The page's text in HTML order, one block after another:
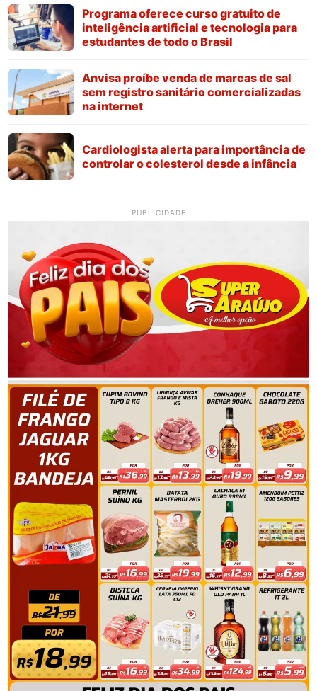
Programa oferece curso gratuito de
inteligência artificial e tecnologia para
estudantes de todo o Brasil
Anvisa proíbe venda de marcas de sal
sem registro sanitário comercializadas
na internet
Cardiologista alerta para importância de
controlar o colesterol desde a infância
PUBLICIDADE